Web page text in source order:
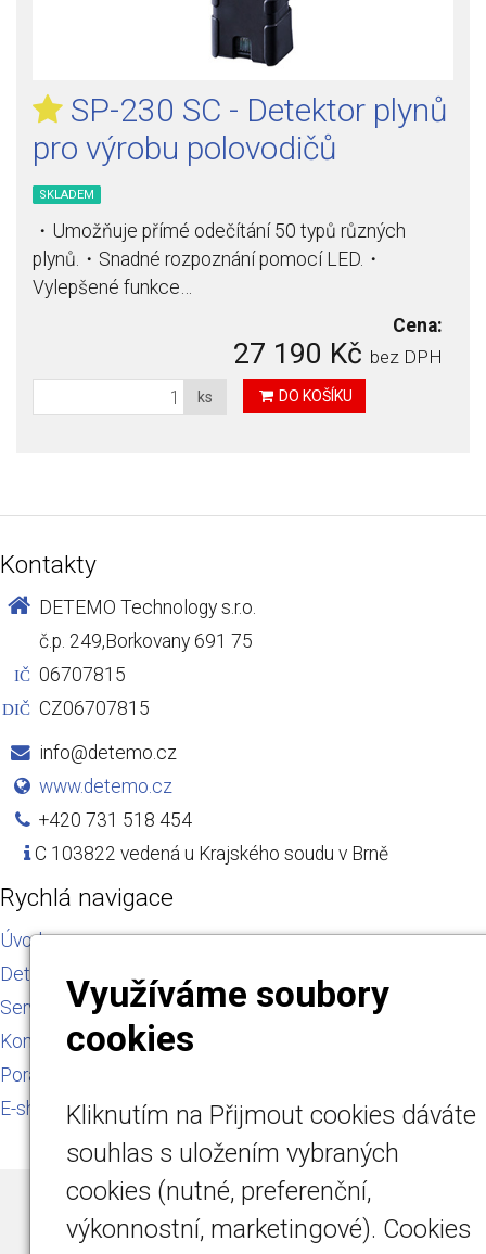
SP-230 SC - Detektor plynů
pro výrobu polovodičů
SKLADEM
・Umožňuje přímé odečítání 50 typů různých
plynů.・Snadné rozpoznání pomocí LED.・
Vylepšené funkce…
Cena:
27 190 Kč bez DPH
ks DO KOŠÍKU
Kontakty
DETEMO Technology s.r.o.
č.p. 249,Borkovany 691 75
IČ 06707815
DIČ CZ06707815
info@detemo.cz
www.detemo.cz
+420 731 518 454
C 103822 vedená u Krajského soudu v Brně
Rychlá navigace
Úvod
Detektory plynu
Servis a kalibrace
Kontakt
Poradna
E-shop
DETEMO Technology s.r.o. Mapa webu
Využíváme soubory
cookies
Kliknutím na Přijmout cookies dáváte
souhlas s uložením vybraných
cookies (nutné, preferenční,
výkonnostní, marketingové). Cookies